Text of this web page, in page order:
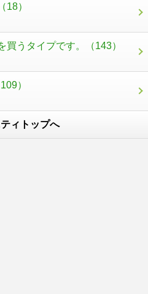
（18）
うタイプです。 （143）
109）
ィトップへ